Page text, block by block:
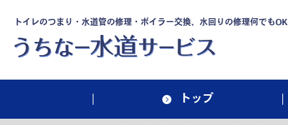
トイレのつまり・水道管の修理・ボイラー交換、水回りの修理何でもOK
トップ